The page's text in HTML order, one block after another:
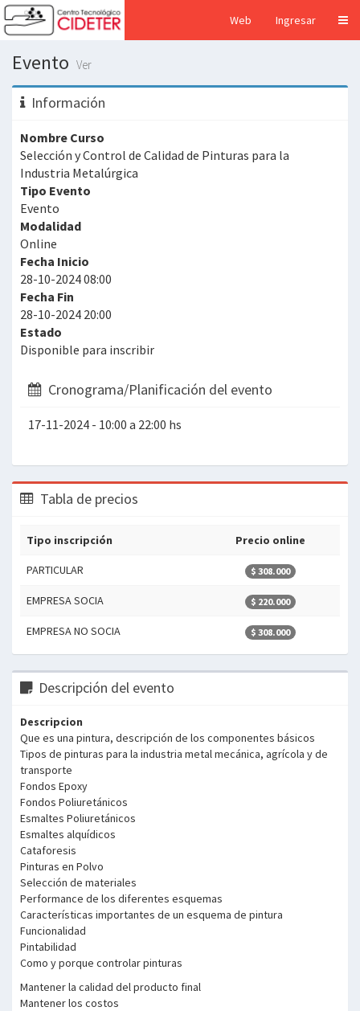
Web Ingresar
Evento Ver
Información
Nombre Curso
Selección y Control de Calidad de Pinturas para la
Industria Metalúrgica
Tipo Evento
Evento
Modalidad
Online
Fecha Inicio
28-10-2024 08:00
Fecha Fin
28-10-2024 20:00
Estado
Disponible para inscribir
Cronograma/Planificación del evento
17-11-2024 - 10:00 a 22:00 hs
Tabla de precios
Tipo inscripción Precio online
PARTICULAR $ 308.000
EMPRESA SOCIA $ 220.000
EMPRESA NO SOCIA $ 308.000
Descripción del evento
Descripcion
Que es una pintura, descripción de los componentes básicos
Tipos de pinturas para la industria metal mecánica, agrícola y de
transporte
Fondos Epoxy
Fondos Poliuretánicos
Esmaltes Poliuretánicos
Esmaltes alquídicos
Cataforesis
Pinturas en Polvo
Selección de materiales
Performance de los diferentes esquemas
Características importantes de un esquema de pintura
Funcionalidad
Pintabilidad
Como y porque controlar pinturas
Mantener la calidad del producto final
Mantener los costos